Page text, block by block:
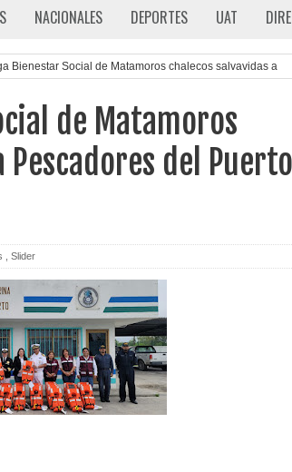
NACIONALES DEPORTES UAT
Bienestar Social de Matamoros chalecos salvavidas a
de Matamoros
Pescadores del Puerto
Slider